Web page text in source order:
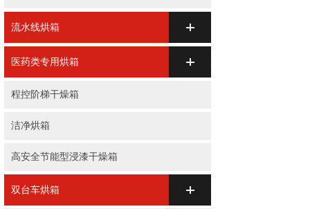
流水线烘箱
医药类专用烘箱
程控阶梯干燥箱
洁净烘箱
高安全节能型浸漆干燥箱
双台车烘箱